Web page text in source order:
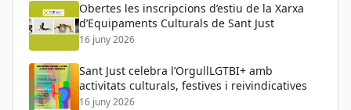
Obertes les inscripcions d’estiu de la Xarxa
d’Equipaments Culturals de Sant Just
16 juny 2026
Sant Just celebra l’OrgullLGTBI+ amb
activitats culturals, festives i reivindicatives
16 juny 2026